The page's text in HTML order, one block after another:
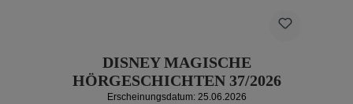
DISNEY MAGISCHE
HÖRGESCHICHTEN 37/2026
Erscheinungsdatum: 25.06.2026